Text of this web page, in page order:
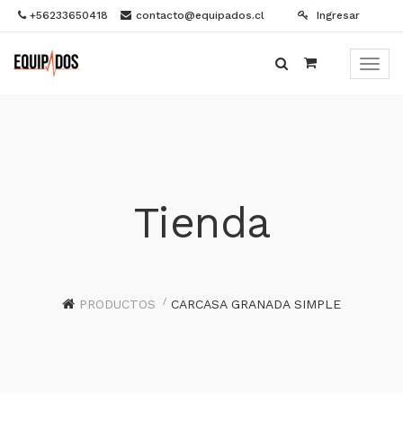
+56233650418 contacto@equipados.cl Ingresar
Menú
Tienda
PRODUCTOS CARCASA GRANADA SIMPLE